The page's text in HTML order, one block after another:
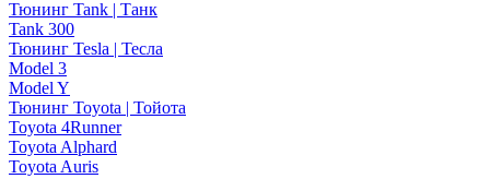
Тюнинг Tank | Танк
Tank 300
Тюнинг Tesla | Тесла
Model 3
Model Y
Тюнинг Toyota | Тойота
Toyota 4Runner
Toyota Alphard
Toyota Auris